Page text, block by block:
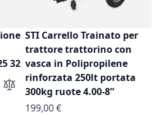
32
a la Lista de Deseos
Añadir para comparar
STI Carrello Trainato per
trattore trattorino con
vasca in Polipropilene
rinforzata 250lt portata
300kg ruote 4.00-8”
199,00 €